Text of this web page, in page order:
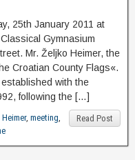
25th January 2011 at
Gymnasium
Mr. Željko Heimer, the
Croatian County Flags«.
with the
following the […]
Read Post
Heimer, meeting,